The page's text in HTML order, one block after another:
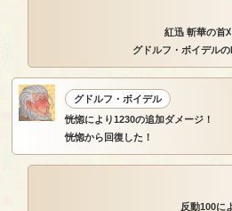
紅迅 斬華の首
グドルフ・ボイデル
グドルフ・ボイデル
恍惚により1230の追加ダメージ！
恍惚から回復した！
反動100に